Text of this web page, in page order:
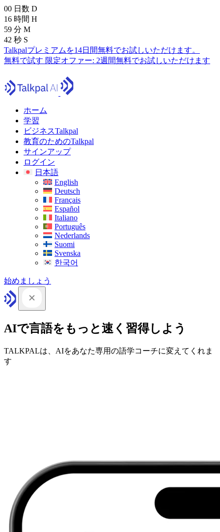
00 日数 D
16 時間 H
59 分 M
41 秒 S
Talkpalプレミアムを14日間無料でお試しいただけます。
無料で試す 限定オファー: 2週間無料でお試しいただけます
ホーム
学習
ビジネスTalkpal
教育のためのTalkpal
サインアップ
ログイン
日本語
English
Deutsch
Français
Español
Italiano
Português
Nederlands
Suomi
Svenska
한국어
始めましょう
AIで言語をもっと速く習得しよう
TALKPALは、AIをあなた専用の語学コーチに変えてくれま
す